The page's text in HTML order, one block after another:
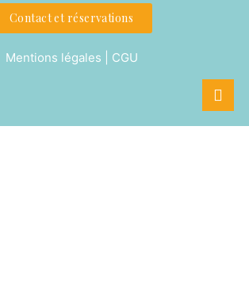
Contact et réservations
Mentions légales | CGU